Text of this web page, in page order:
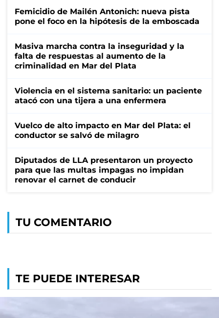
Femicidio de Mailén Antonich: nueva pista
pone el foco en la hipótesis de la emboscada
Masiva marcha contra la inseguridad y la
falta de respuestas al aumento de la
criminalidad en Mar del Plata
Violencia en el sistema sanitario: un paciente
atacó con una tijera a una enfermera
Vuelco de alto impacto en Mar del Plata: el
conductor se salvó de milagro
Diputados de LLA presentaron un proyecto
para que las multas impagas no impidan
renovar el carnet de conducir
TU COMENTARIO
TE PUEDE INTERESAR